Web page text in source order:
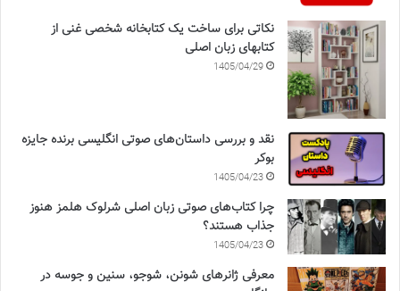
نکاتی برای ساخت یک کتابخانه شخصی غنی از
کتابهای زبان اصلی
1405/04/29
نقد و بررسی داستان‌های صوتی انگلیسی برنده جایزه
بوکر
1405/04/23
چرا کتاب‌های صوتی زبان اصلی شرلوک هلمز هنوز
جذاب هستند؟
1405/04/23
معرفی ژانرهای شونن، شوجو، سنین و جوسه در